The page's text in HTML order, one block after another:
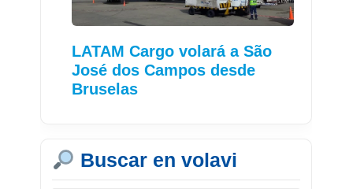
LATAM Cargo volará a São
José dos Campos desde
Bruselas
Buscar en volavi